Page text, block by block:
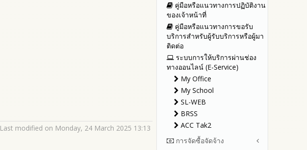
Last modified on Monday, 24 March 2025 13:13
คู่มือหรือแนวทางการปฏิบัติงาน
ของเจ้าหน้าที่
คู่มือหรือแนวทางการขอรับ
บริการสำหรับผู้รับบริการหรือผู้มา
ติดต่อ
ระบบการให้บริการผ่านช่อง
ทางออนไลน์ (E-Service)
My Office
My School
SL-WEB
BRSS
ACC Tak2
การจัดซื้อจัดจ้าง